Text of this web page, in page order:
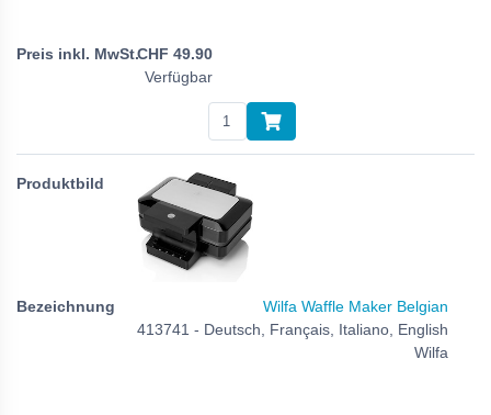
CHF 49.90
Verfügbar
Wilfa Waffle Maker Belgian
413741 - Deutsch, Français, Italiano, English
Wilfa